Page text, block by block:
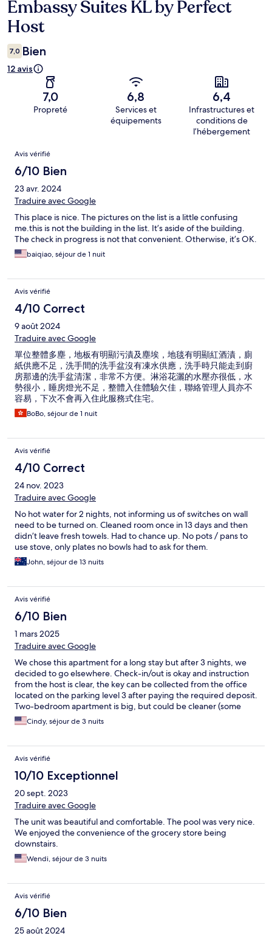
Embassy Suites KL by Perfect
Host
7,0 Bien
12 avis
7,0
Propreté
6,8
Services et
équipements
6,4
Infrastructures et
conditions de
l’hébergement
Avis
Avis vérifié
6/10 Bien
23 avr. 2024
Traduire avec Google
This place is nice. The pictures on the list is a little confusing
me.this is not the building in the list. It’s aside of the building.
The check in progress is not that convenient. Otherwise, it’s OK.
baiqiao, séjour de 1 nuit
Avis vérifié
4/10 Correct
9 août 2024
Traduire avec Google
單位整體多塵，地板有明顯污漬及塵埃，地毯有明顯紅酒漬，廁
紙供應不足，洗手間的洗手盆沒有凍水供應，洗手時只能走到廚
房那邊的洗手盆清潔，非常不方便。淋浴花灑的水壓亦很低，水
勢很小，睡房燈光不足，整體入住體驗欠佳，聯絡管理人員亦不
容易，下次不會再入住此服務式住宅。
BoBo, séjour de 1 nuit
Avis vérifié
4/10 Correct
24 nov. 2023
Traduire avec Google
No hot water for 2 nights, not informing us of switches on wall
need to be turned on. Cleaned room once in 13 days and then
didn’t leave fresh towels. Had to chance up. No pots / pans to
use stove, only plates no bowls had to ask for them.
John, séjour de 13 nuits
Avis vérifié
6/10 Bien
1 mars 2025
Traduire avec Google
We chose this apartment for a long stay but after 3 nights, we
decided to go elsewhere. Check-in/out is okay and instruction
from the host is clear, the key can be collected from the office
located on the parking level 3 after paying the required deposit.
Two-bedroom apartment is big, but could be cleaner (some
stains on the sofa and living-room carpet). Two TVs in the living
room and master bedroom but no live TV channel, you have to
though. Kichen has barely the minimum to cook a simple meal.
Washing machine (no laundry soap), microwave, minimum
plates & utensils for 3 people only. Not much of a view from the
room except seeing a football field, highway and hearing the
metro trains passing by etc... Location is a bit isolated in the
embassy area, away from the major attractions, but can walk to
Grab. There is a mid-size grocery store downstairs which makes
life a bit easier.
Cindy, séjour de 3 nuits
Avis vérifié
10/10 Exceptionnel
20 sept. 2023
Traduire avec Google
The unit was beautiful and comfortable. The pool was very nice.
We enjoyed the convenience of the grocery store being
downstairs.
Wendi, séjour de 3 nuits
Avis vérifié
6/10 Bien
25 août 2024